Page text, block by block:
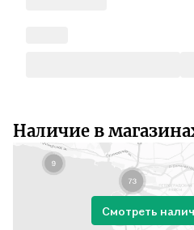
Наличие в
Смотреть